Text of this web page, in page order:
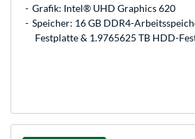
Grafik: Intel® UHD Graphics 620
Speicher: 16 GB DDR4-
Festplatte & 1.9765625 TB HDD-